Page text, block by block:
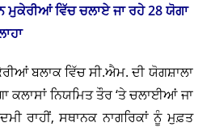
ਮੁਕੇਰੀਆਂ ਵਿੱਚ ਚਲਾਏ ਜਾ ਰਹੇ 28 ਯੋਗਾ
ਬਲਾਕ ਵਿੱਚ ਸੀ.ਐਮ. ਦੀ ਯੋਗਸ਼ਾਲਾ
ਕਲਾਸਾਂ ਨਿਯਮਿਤ ਤੌਰ ‘ਤੇ ਚਲਾਈਆਂ ਜਾ
ਰਾਹੀਂ, ਸਥਾਨਕ ਨਾਗਰਿਕਾਂ ਨੂੰ ਮੁਫ਼ਤ